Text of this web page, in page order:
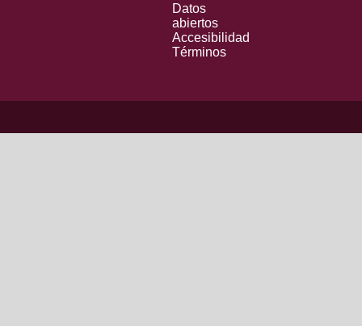
Datos
abiertos
Accesibilidad
Términos